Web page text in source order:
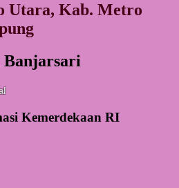
Utara, Kab. Metro
Kemerdekaan RI